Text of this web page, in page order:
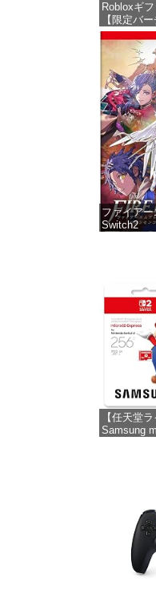
Robloxギ
【限定バ
む】 【オ
ド】 ロブ
コード版
ファイア
Switch2
【任天堂
Samsung
256GB for
ムスン マ